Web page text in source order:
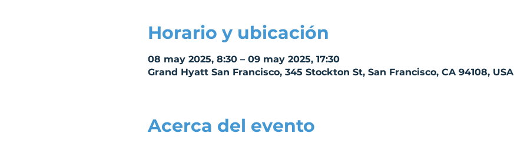
Horario y ubicación
08 may 2025, 8:30 – 09 may 2025, 17:30
Grand Hyatt San Francisco, 345 Stockton St, San Francisco, CA 94108, USA
Acerca del evento